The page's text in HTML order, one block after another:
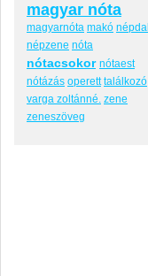
magyar nóta
magyarnóta makó népdal
népzene nóta
nótacsokor nótaest
nótázás operett találkozó
varga zoltánné. zene
zeneszöveg